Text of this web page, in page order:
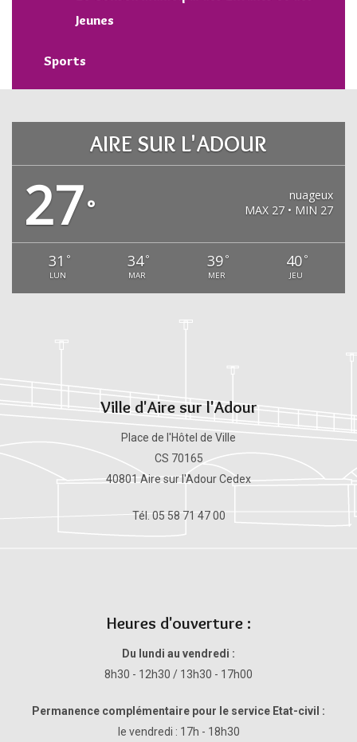
Jeunes
Sports
AIRE SUR L'ADOUR
27°
nuageux
MAX 27 • MIN 27
31 °
LUN
34°
MAR
39 °
MER
40 °
JEU
Ville d'Aire sur l'Adour
Place de l'Hôtel de Ville
CS 70165
40801 Aire sur l'Adour Cedex
Tél. 05 58 71 47 00
Heures d'ouverture :
Du lundi au vendredi :
8h30 - 12h30 / 13h30 - 17h00
Permanence complémentaire pour le service Etat-civil :
le vendredi : 17h - 18h30